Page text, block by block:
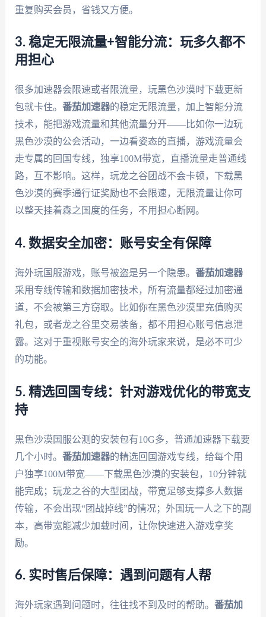
重复购买会员，省钱又方便。
3. 稳定无限流量+智能分流：玩多久都不
用担心
很多加速器会限速或者限流量，玩黑色沙漠时下载更新
包就卡住。 番茄加速器的稳定无限流量，加上智能分流
技术，能把游戏流量和其他流量分开——比如你一边玩
黑色沙漠的公会活动，一边看姿态的直播，游戏流量会
走专属的回国专线，独享100M带宽，直播流量走普通线
路，互不影响。这样，玩龙之谷团战不会卡顿，下载黑
色沙漠的赛季通行证奖励也不会限速，无限流量让你可
以整天挂着森之国度的任务，不用担心断网。
4. 数据安全加密：账号安全有保障
海外玩国服游戏，账号被盗是另一个隐患。 番茄加速器
采用专线传输和数据加密技术，所有流量都经过加密通
道，不会被第三方窃取。比如你在黑色沙漠里充值购买
礼包，或者龙之谷里交易装备，都不用担心账号信息泄
露。这对于重视账号安全的海外玩家来说，是必不可少
的功能。
5. 精选回国专线：针对游戏优化的带宽支
持
黑色沙漠国服公测的安装包有10G多，普通加速器下载要
几个小时。 番茄加速器的精选回国游戏专线，给每个用
户独享100M带宽——下载黑色沙漠的安装包，10分钟就
能完成；玩龙之谷的大型团战，带宽足够支撑多人数据
传输，不会出现“团战掉线”的情况；外国玩一人之下的副
本，高带宽能减少加载时间，让你快速进入游戏拿奖
励。
6. 实时售后保障：遇到问题有人帮
海外玩家遇到问题时，往往找不到及时的帮助。 番茄加